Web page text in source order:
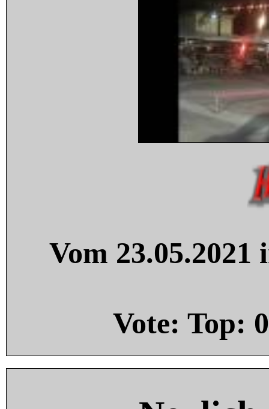
Vom
Vote: Top: 0